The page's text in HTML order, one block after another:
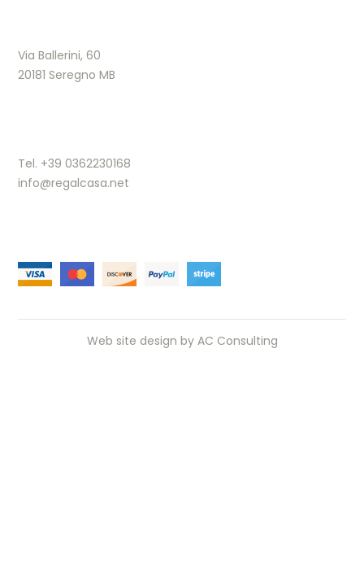
Via Ballerini, 60
20181 Seregno MB
Tel. +39 0362230168
info@regalcasa.net
Web site design by AC Consulting